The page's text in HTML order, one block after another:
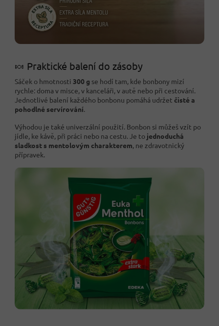
🍬 Praktické balení do zásoby
Sáček o hmotnosti 300 g se hodí tam, kde bonbony mizí
rychle: doma v misce, v kanceláři, v autě nebo při cestování.
Jednotlivé balení každého bonbonu pomáhá udržet čisté a
pohodlné servírování.
Výhodou je také univerzální použití. Bonbon si můžeš vzít po
jídle, ke kávě, při práci nebo na cestu. Je to jednoduchá
sladkost s mentolovým charakterem , ne zdravotnický
přípravek.